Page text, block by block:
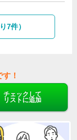
7件）
！
チェックして
リストに追加